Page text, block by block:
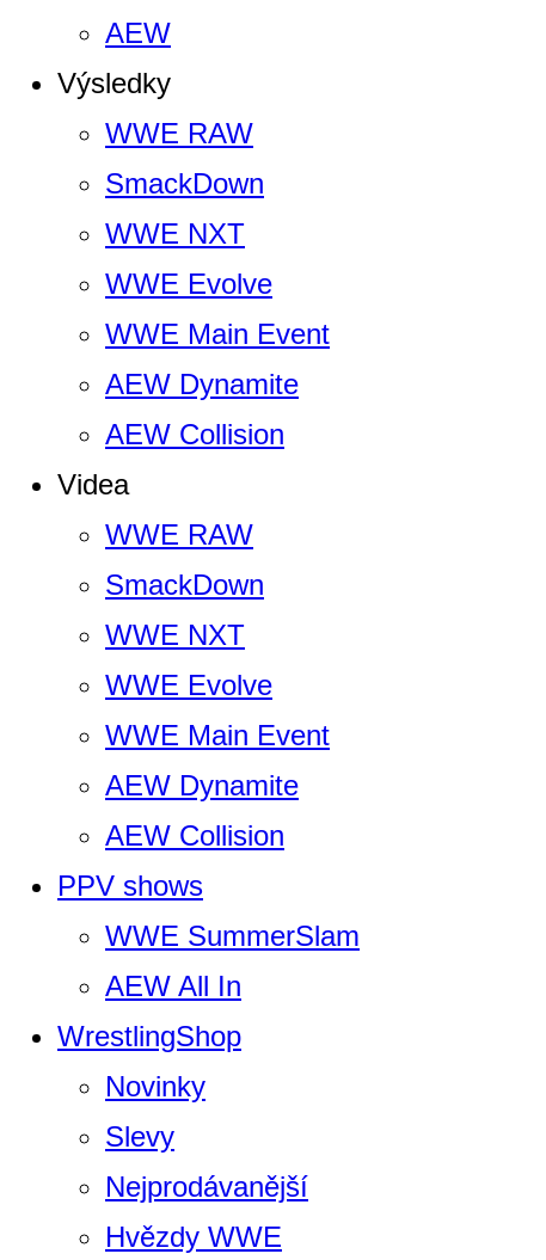
AEW
Výsledky
WWE RAW
SmackDown
WWE NXT
WWE Evolve
WWE Main Event
AEW Dynamite
AEW Collision
Videa
WWE RAW
SmackDown
WWE NXT
WWE Evolve
WWE Main Event
AEW Dynamite
AEW Collision
PPV shows
WWE SummerSlam
AEW All In
WrestlingShop
Novinky
Slevy
Nejprodávanější
Hvězdy WWE